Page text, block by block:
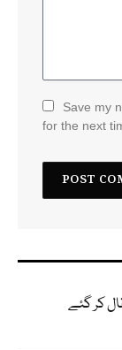
Save my
for the next
کر گئے